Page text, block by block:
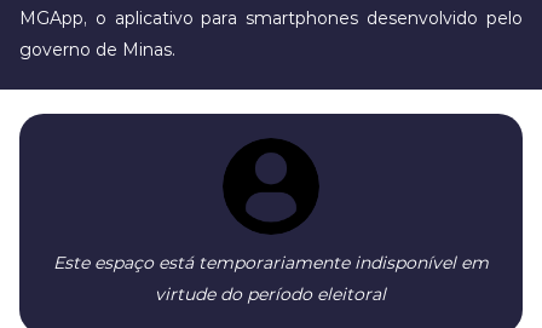
MGApp, o aplicativo para smartphones desenvolvido pelo
governo de Minas.
Este espaço está temporariamente indisponível em
virtude do período eleitoral